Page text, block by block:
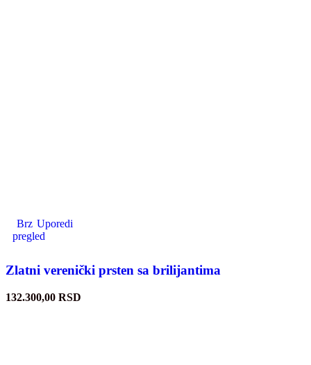
Brz
pregled
Uporedi
Zlatni verenički prsten sa brilijantima
132.300,00 RSD